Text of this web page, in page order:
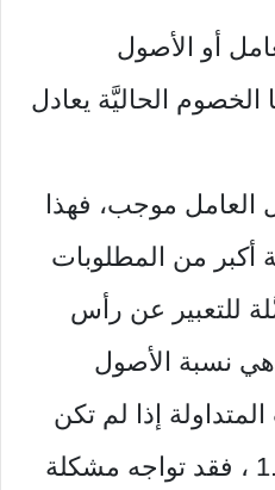
أو الأصول
الخصوم الحاليَّة يعادل
العامل موجب، فهذا
أكبر من المطلوبات
للتعبير عن رأس
هي نسبة الأصول
إذا لم تكن
هذه النسبة أكبر من 1.0 ، فقد تواجه مشكلة